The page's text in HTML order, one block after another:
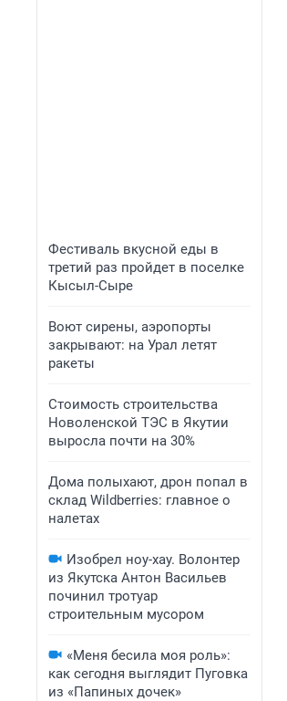
Фестиваль вкусной еды в
третий раз пройдет в поселке
Кысыл-Сыре
Воют сирены, аэропорты
закрывают: на Урал летят
ракеты
Стоимость строительства
Новоленской ТЭС в Якутии
выросла почти на 30%
Дома полыхают, дрон попал в
склад Wildberries: главное о
налетах
Изобрел ноу-хау. Волонтер
из Якутска Антон Васильев
починил тротуар
строительным мусором
«Меня бесила моя роль»:
как сегодня выглядит Пуговка
из «Папиных дочек»